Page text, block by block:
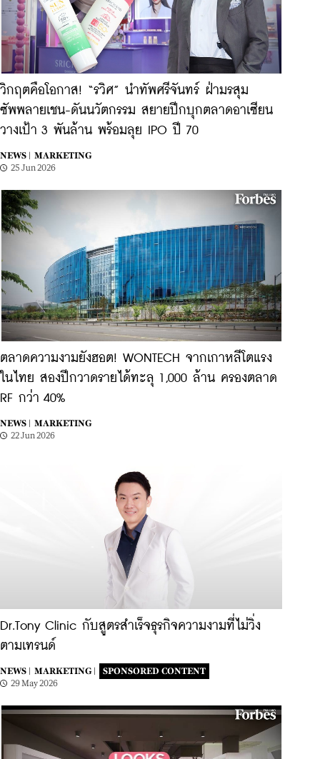
วิกฤตคือโอกาส! “รวิศ” นำทัพศรีจันทร์ ฝ่ามรสุม
ซัพพลายเชน-ดันนวัตกรรม สยายปีกบุกตลาดอาเซียน
วางเป้า 3 พันล้าน พร้อมลุย IPO ปี 70
NEWS |
MARKETING
25 Jun 2026
ตลาดความงามยังฮอต! WONTECH จากเกาหลีโตแรง
ในไทย สองปีกวาดรายได้ทะลุ 1,000 ล้าน ครองตลาด
RF กว่า 40%
NEWS |
MARKETING
22 Jun 2026
Dr.Tony Clinic กับสูตรสำเร็จธุรกิจความงามที่ไม่วิ่ง
ตามเทรนด์
NEWS | MARKETING |
SPONSORED CONTENT
29 May 2026